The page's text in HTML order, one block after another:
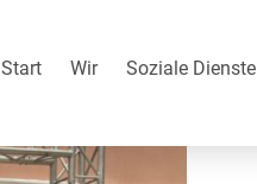
Start Wir Soziale Dienste